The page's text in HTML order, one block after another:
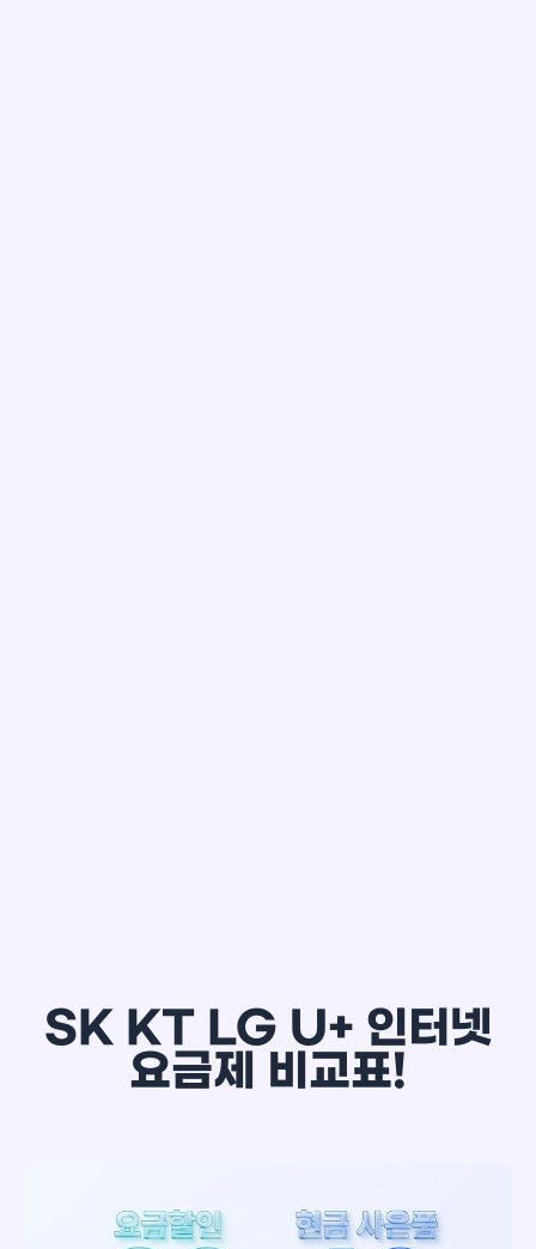
SK KT LG U+ 인터넷
요금제 비교표!